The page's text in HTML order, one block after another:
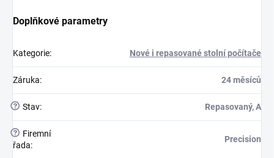
Doplňkové parametry
Kategorie: Nové i repasované stolní počítače
Záruka: 24 měsíců
? Stav: Repasovaný, A
?
Firemní
řada:
Precision